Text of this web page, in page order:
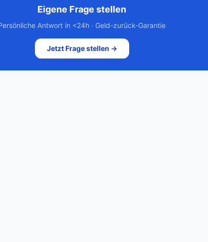
Eigene Frage stellen
Antwort in <24h · Geld-zurück-Garantie
Jetzt Frage stellen →